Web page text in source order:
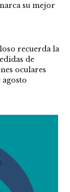
su mejor
recuerda la
de
oculares
agosto